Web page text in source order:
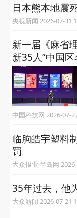
日本熊本地震
央视新闻 2026-07-
新一届《麻省
新35人”中国
中国科技网
临朐皓宇塑料
罚
大众报业·
35年过去，他
大众新闻 2026-07-